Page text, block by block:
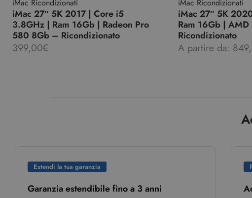
iMac Ricondizionati
iMac 27″ 5K 2017 | Core i5
3.8GHz | Ram 16Gb | Radeon Pro
580 8Gb – Ricondizionato
399,00€
iMac Ricondizionati
iMac 27″ 5K
Ram 16Gb |
Ricondizionato
A partire da:
Estendi la tua garanzia
Garanzia estendibile fino a 3 anni